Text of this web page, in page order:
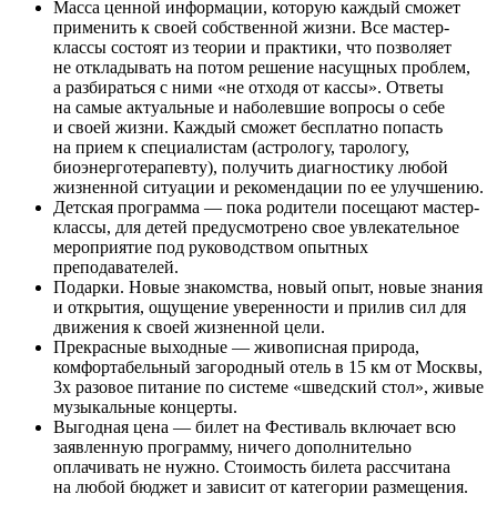
Масса ценной информации, которую каждый сможет
применить к своей собственной жизни. Все мастер-
классы состоят из теории и практики, что позволяет
не откладывать на потом решение насущных проблем,
а разбираться с ними «не отходя от кассы». Ответы
на самые актуальные и наболевшие вопросы о себе
и своей жизни. Каждый сможет бесплатно попасть
на прием к специалистам (астрологу, тарологу,
биоэнерготерапевту), получить диагностику любой
жизненной ситуации и рекомендации по ее улучшению.
Детская программа — пока родители посещают мастер-
классы, для детей предусмотрено свое увлекательное
мероприятие под руководством опытных
преподавателей.
Подарки. Новые знакомства, новый опыт, новые знания
и открытия, ощущение уверенности и прилив сил для
движения к своей жизненной цели.
Прекрасные выходные — живописная природа,
комфортабельный загородный отель в 15 км от Москвы,
3х разовое питание по системе «шведский стол», живые
музыкальные концерты.
Выгодная цена — билет на Фестиваль включает всю
заявленную программу, ничего дополнительно
оплачивать не нужно. Стоимость билета рассчитана
на любой бюджет и зависит от категории размещения.